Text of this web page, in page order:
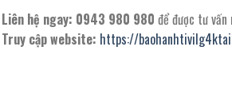
Liên hệ ngay: 0943 980 980 để được tư
Truy cập website: https://